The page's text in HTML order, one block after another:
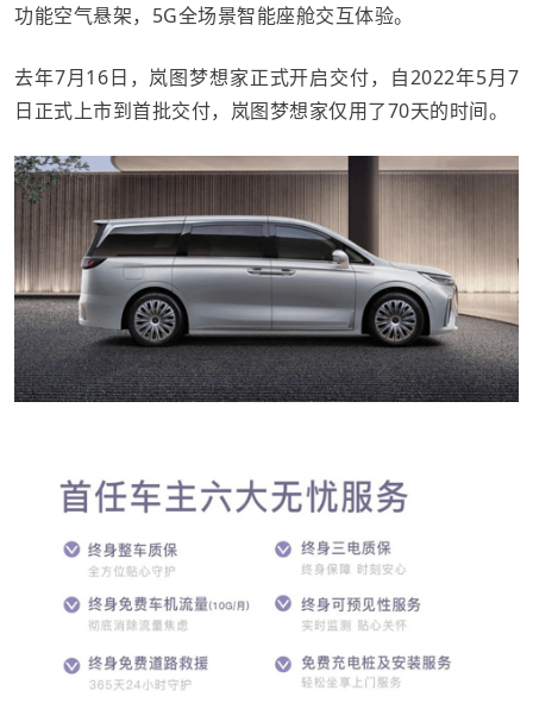
功能空气悬架，5G全场景智能座舱交互体验。
去年7月16日，岚图梦想家正式开启交付，自2022年5月7
日正式上市到首批交付，岚图梦想家仅用了70天的时间。